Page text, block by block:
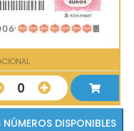
0
VER TODOS LOS NÚMEROS DISPONIBLES